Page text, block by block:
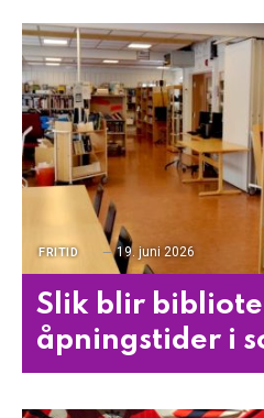
FRITID 19. juni 2026
Slik blir
åpningstider i